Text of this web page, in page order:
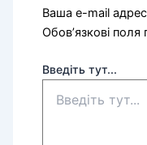
Ваша e-mail
Обов’язкові поля
Введіть тут...